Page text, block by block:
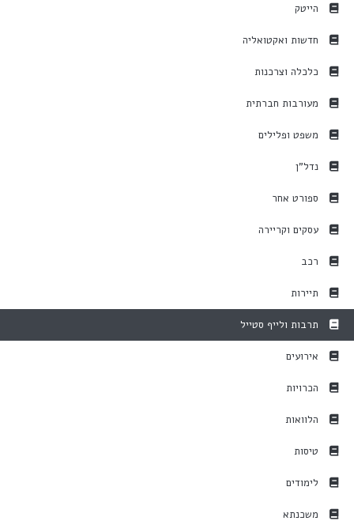
הייטק
חדשות ואקטואליה
כלכלה וצרכנות
מעורבות חברתית
משפט ופלילים
נדל"ן
ספורט אחר
עסקים וקריירה
רכב
תיירות
תרבות ולייף סטייל
אירועים
הכרויות
הלוואות
טיסות
לימודים
משכנתא